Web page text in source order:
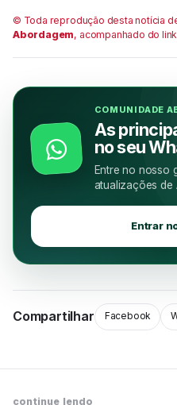
© Toda reprodução desta notícia
Abordagem, acompanhado do
COMUNIDADE
As
no seu
Entre no nosso
atualizações de
Entrar
Compartilhar Facebook
continue lendo